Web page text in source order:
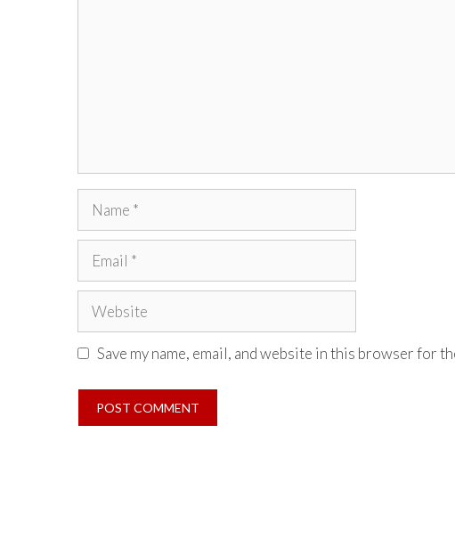
Name
Email
Website
Save my name, email, and website in this browser for